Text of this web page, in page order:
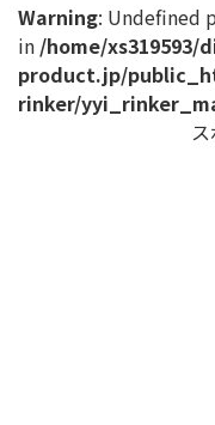
Warning: Undefined
in /home/xs319593/
product.jp/
rinker/